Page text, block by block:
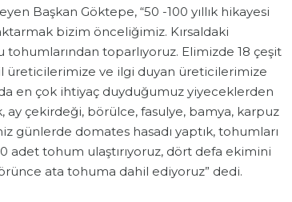
Başkan Göktepe, “50 -100 yıllık hikayesi
bizim önceliğimiz. Kırsaldaki
toparlıyoruz. Elimizde 18 çeşit
üreticilerimize ve ilgi duyan üreticilerimize
en çok ihtiyaç duyduğumuz yiyeceklerden
ay çekirdeği, börülce, fasulye, bamya, karpuz
günlerde domates hasadı yaptık, tohumları
adet tohum ulaştırıyoruz, dört defa ekimini
ata tohuma dahil ediyoruz” dedi.